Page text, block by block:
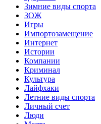
Зимние виды спорта
ЗОЖ
Игры
Импортозамещение
Интернет
Истории
Компании
Криминал
Культура
Лайфхаки
Летние виды спорта
Личный счет
Люди